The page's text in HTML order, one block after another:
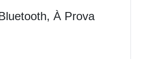
À Prova